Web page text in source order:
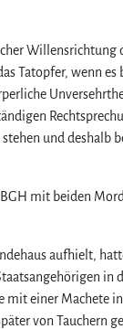
Willensrichtung
Tatopfer, wenn es
und deshalb
BGH mit beiden
aufhielt,
in
einer Machete in
von Tauchern